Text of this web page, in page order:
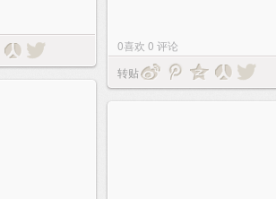
0喜欢 0 评论
转贴